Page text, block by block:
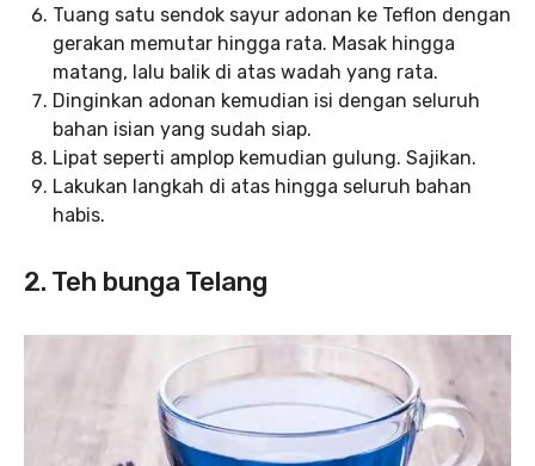
Tuang satu sendok sayur adonan ke Teflon dengan
gerakan memutar hingga rata. Masak hingga
matang, lalu balik di atas wadah yang rata.
Dinginkan adonan kemudian isi dengan seluruh
bahan isian yang sudah siap.
Lipat seperti amplop kemudian gulung. Sajikan.
Lakukan langkah di atas hingga seluruh bahan
habis.
2. Teh bunga Telang